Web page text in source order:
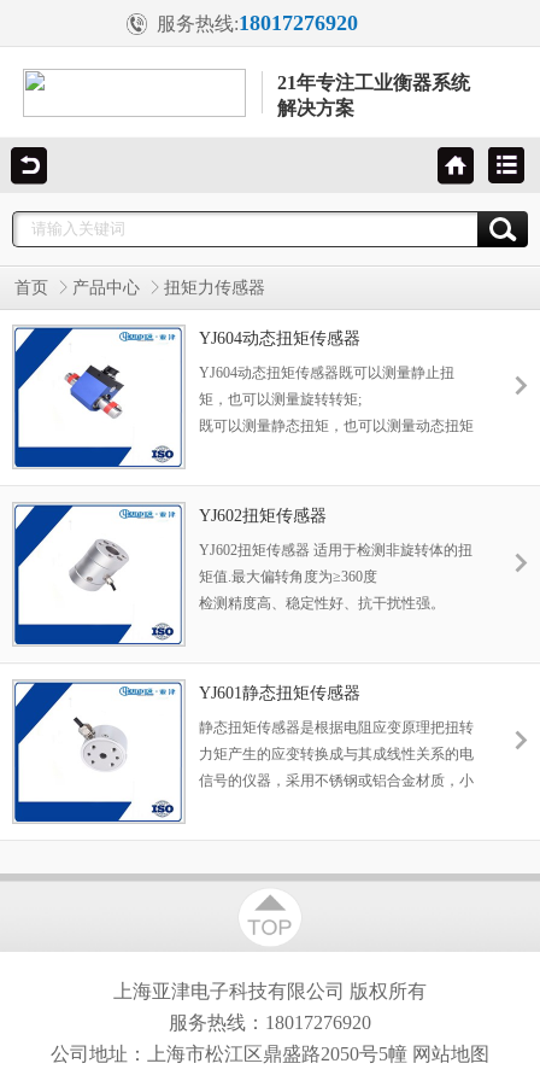
服务热线:18017276920
21年专注工业衡器系统
解决方案
首页 产品中心 扭矩力传感器
YJ604动态扭矩传感器
YJ604动态扭矩传感器既可以测量静止扭
矩，也可以测量旋转转矩;
既可以测量静态扭矩，也可以测量动态扭矩
YJ602扭矩传感器
YJ602扭矩传感器 适用于检测非旋转体的扭
矩值.最大偏转角度为≥360度
检测精度高、稳定性好、抗干扰性强。
YJ601静态扭矩传感器
静态扭矩传感器是根据电阻应变原理把扭转
力矩产生的应变转换成与其成线性关系的电
信号的仪器，采用不锈钢或铝合金材质，小
上海亚津电子科技有限公司 版权所有
服务热线：18017276920
公司地址：上海市松江区鼎盛路2050号5幢 网站地图